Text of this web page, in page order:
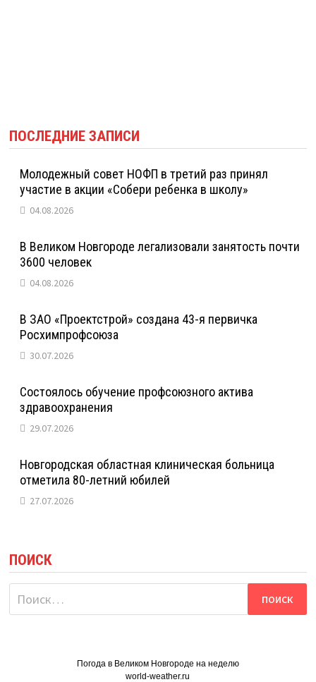
ПОСЛЕДНИЕ ЗАПИСИ
Молодежный совет НОФП в третий раз принял
участие в акции «Собери ребенка в школу»
04.08.2026
В Великом Новгороде легализовали занятость почти
3600 человек
04.08.2026
В ЗАО «Проектстрой» создана 43-я первичка
Росхимпрофсоюза
30.07.2026
Состоялось обучение профсоюзного актива
здравоохранения
29.07.2026
Новгородская областная клиническая больница
отметила 80-летний юбилей
27.07.2026
ПОИСК
Найти:
Погода в Великом Новгороде на неделю
world-weather.ru